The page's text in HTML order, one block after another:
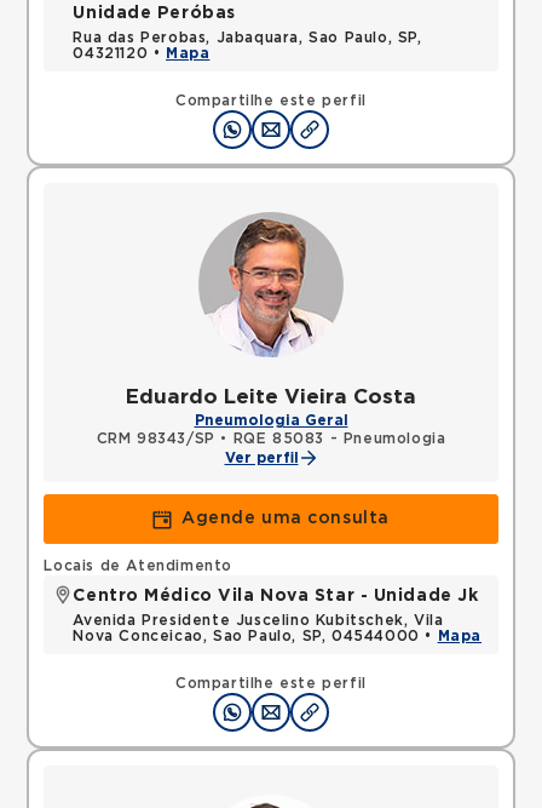
Compartilhe este perfil
Unidade Peróbas
Rua das Perobas, Jabaquara, Sao Paulo, SP,
04321120 •
Mapa
Eduardo Leite Vieira Costa
Pneumologia Geral
CRM 98343/SP •
RQE 85083 - Pneumologia
Ver perfil
Agende uma consulta
Compartilhe este perfil
Locais de Atendimento
Centro Médico Vila Nova Star - Unidade Jk
Avenida Presidente Juscelino Kubitschek, Vila
Nova Conceicao, Sao Paulo, SP, 04544000 •
Mapa